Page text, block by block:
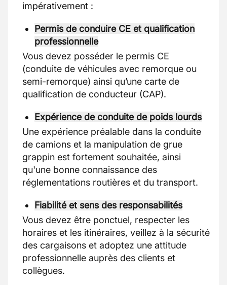
impérativement :
Permis de conduire CE et qualification
professionnelle
Vous devez posséder le permis CE
(conduite de véhicules avec remorque ou
semi-remorque) ainsi qu’une carte de
qualification de conducteur (CAP).
Expérience de conduite de poids lourds
Une expérience préalable dans la conduite
de camions et la manipulation de grue
grappin est fortement souhaitée, ainsi
qu'une bonne connaissance des
réglementations routières et du transport.
Fiabilité et sens des responsabilités
Vous devez être ponctuel, respecter les
horaires et les itinéraires, veillez à la sécurité
des cargaisons et adoptez une attitude
professionnelle auprès des clients et
collègues.